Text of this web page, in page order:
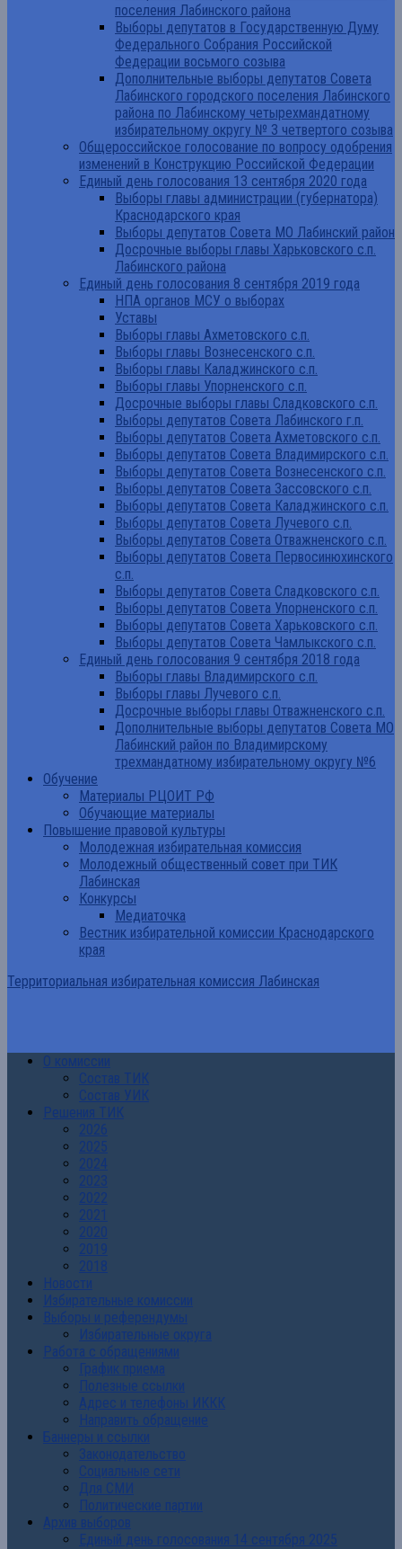
поселения Лабинского района
Выборы депутатов в Государственную Думу
Федерального Собрания Российской
Федерации восьмого созыва
Дополнительные выборы депутатов Совета
Лабинского городского поселения Лабинского
района по Лабинскому четырехмандатному
избирательному округу № 3 четвертого созыва
Общероссийское голосование по вопросу одобрения
изменений в Конструкцию Российской Федерации
Единый день голосования 13 сентября 2020 года
Выборы главы администрации (губернатора)
Краснодарского края
Выборы депутатов Совета МО Лабинский район
Досрочные выборы главы Харьковского с.п.
Лабинского района
Единый день голосования 8 сентября 2019 года
НПА органов МСУ о выборах
Уставы
Выборы главы Ахметовского с.п.
Выборы главы Вознесенского с.п.
Выборы главы Каладжинского с.п.
Выборы главы Упорненского с.п.
Досрочные выборы главы Сладковского с.п.
Выборы депутатов Совета Лабинского г.п.
Выборы депутатов Совета Ахметовского с.п.
Выборы депутатов Совета Владимирского с.п.
Выборы депутатов Совета Вознесенского с.п.
Выборы депутатов Совета Зассовского с.п.
Выборы депутатов Совета Каладжинского с.п.
Выборы депутатов Совета Лучевого с.п.
Выборы депутатов Совета Отважненского с.п.
Выборы депутатов Совета Первосинюхинского
с.п.
Выборы депутатов Совета Сладковского с.п.
Выборы депутатов Совета Упорненского с.п.
Выборы депутатов Совета Харьковского с.п.
Выборы депутатов Совета Чамлыкского с.п.
Единый день голосования 9 сентября 2018 года
Выборы главы Владимирского с.п.
Выборы главы Лучевого с.п.
Досрочные выборы главы Отважненского с.п.
Дополнительные выборы депутатов Совета МО
Лабинский район по Владимирскому
трехмандатному избирательному округу №6
Обучение
Материалы РЦОИТ РФ
Обучающие материалы
Повышение правовой культуры
Молодежная избирательная комиссия
Молодежный общественный совет при ТИК
Лабинская
Конкурсы
Медиаточка
Вестник избирательной комиссии Краснодарского
края
Территориальная избирательная комиссия Лабинская
О комиссии
Состав ТИК
Состав УИК
Решения ТИК
2026
2025
2024
2023
2022
2021
2020
2019
2018
Новости
Избирательные комиссии
Выборы и референдумы
Избирательные округа
Работа с обращениями
График приема
Полезные ссылки
Адрес и телефоны ИККК
Направить обращение
Баннеры и ссылки
Законодательство
Социальные сети
Для СМИ
Политические партии
Архив выборов
Единый день голосования 14 сентября 2025